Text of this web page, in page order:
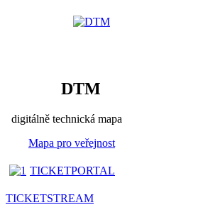
DTM
digitálně technická mapa
Mapa pro veřejnost
TICKETPORTAL
TICKETSTREAM